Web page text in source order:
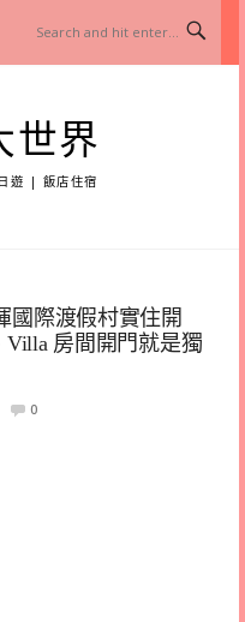
世界
遊 | 飯店住宿
國際渡假村實住開
房間開門就是獨
0